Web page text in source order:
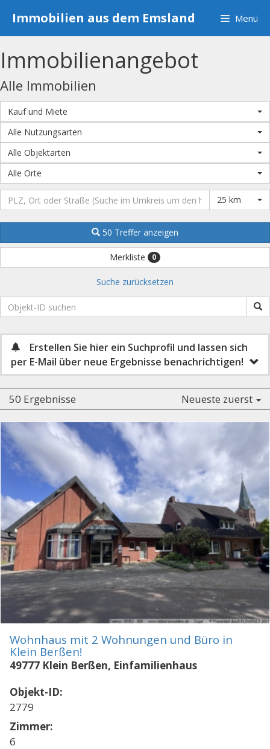
Inhalt
springen
Immobilien aus dem Emsland Menü
Immobilien­angebot
Alle Immobilien
Kauf und Miete
Alle Nutzungsarten
Alle Objektarten
Alle Orte
25 km
50 Treffer anzeigen
Merkliste 0
Suche zurücksetzen
Erstellen Sie hier ein Suchprofil und lassen sich
per E-Mail über neue Ergebnisse benachrichtigen!
50 Ergebnisse Neueste zuerst
Wohnhaus mit 2 Wohnungen und Büro in
Klein Berßen!
49777 Klein Berßen, Einfamilienhaus
Objekt-ID:
2779
Zimmer:
6